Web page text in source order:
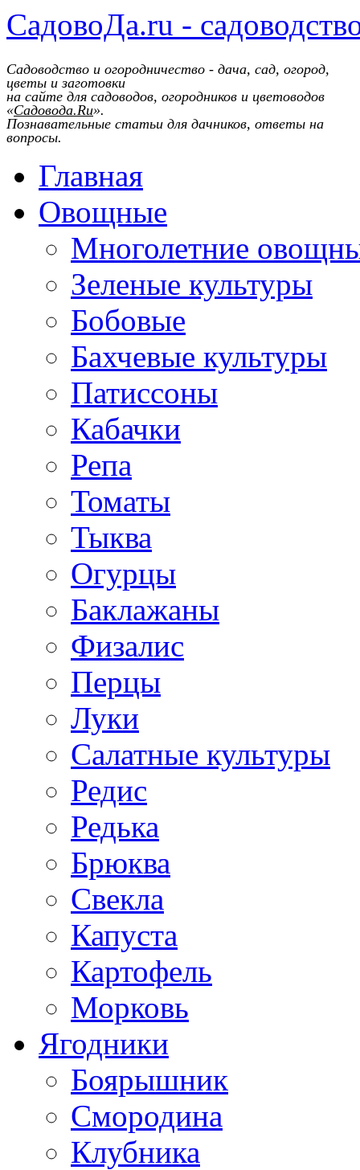
СадовоДа.ru -
Садоводство и огородничество - дача, сад, огород,
цветы и заготовки
на сайте для садоводов, огородников и цветоводов
«Садовода.Ru».
Познавательные статьи для дачников, ответы на
вопросы.
Главная
Овощные
Многолетние
Зеленые культуры
Бобовые
Бахчевые культуры
Патиссоны
Кабачки
Репа
Томаты
Тыква
Огурцы
Баклажаны
Физалис
Перцы
Луки
Салатные культуры
Редис
Редька
Брюква
Свекла
Капуста
Картофель
Морковь
Ягодники
Боярышник
Смородина
Клубника